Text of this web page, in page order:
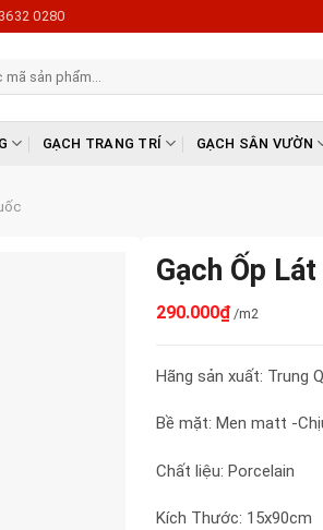
0280
GẠCH TRANG TRÍ GẠCH SÂN VƯỜN
Gạch Ốp
290.000₫ /m2
Hãng sản xuất: Trung
Bề mặt: Men matt -
Chất liệu: Porcelain
Kích Thước: 15x90cm